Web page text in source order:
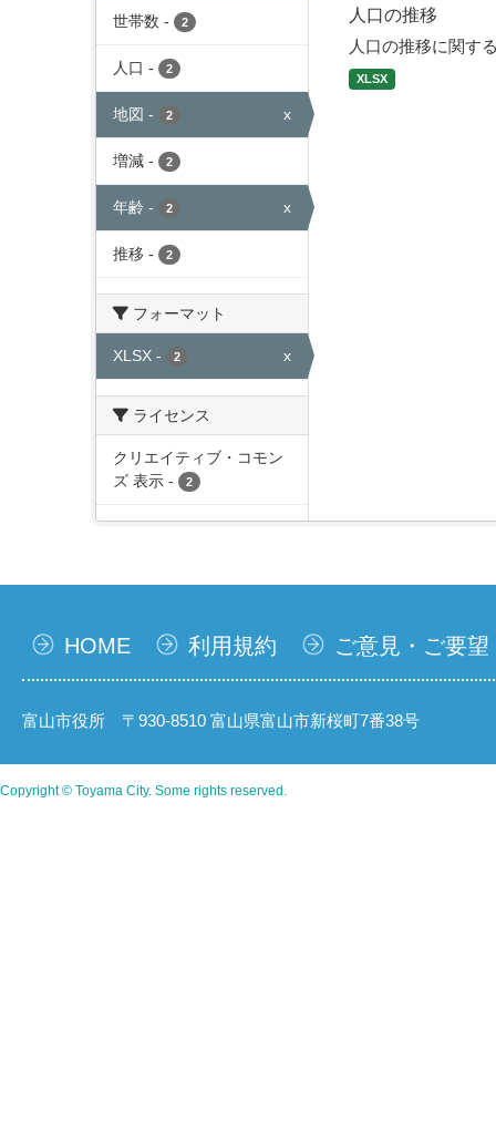
世帯数 - 2
人口 - 2
地図 - 2 x
増減 - 2
年齢 - 2 x
推移 - 2
フォーマット
XLSX - 2 x
ライセンス
クリエイティブ・コモン
ズ 表示 - 2
人口の推移
人口の推移に関す
XLSX
HOME 利用規約 ご意見・ご要望
富山市役所 〒930-8510 富山県富山市新桜町7番38号
Copyright © Toyama City. Some rights reserved.